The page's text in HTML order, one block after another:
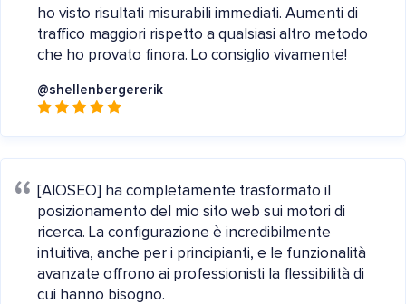
ho visto risultati misurabili immediati. Aumenti di
traffico maggiori rispetto a qualsiasi altro metodo
che ho provato finora. Lo consiglio vivamente!
@shellenbergererik
[AIOSEO] ha completamente trasformato il
posizionamento del mio sito web sui motori di
ricerca. La configurazione è incredibilmente
intuitiva, anche per i principianti, e le funzionalità
avanzate offrono ai professionisti la flessibilità di
cui hanno bisogno.